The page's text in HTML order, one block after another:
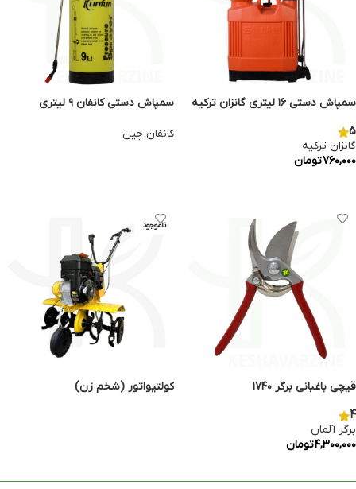
سمپاش دستی ۱۶ لیتری گانزان ترکیه
5
گانزان ترکیه
۷۶۰,۰۰۰تومان
سمپاش دستی کانفان ۹ لیتری
کانفان چین
قیچی باغبانی برگر ۱۷۴۰
4
برگر آلمان
۴,۳۰۰,۰۰۰تومان
ناموجود
کولتیواتور (شخم زن)